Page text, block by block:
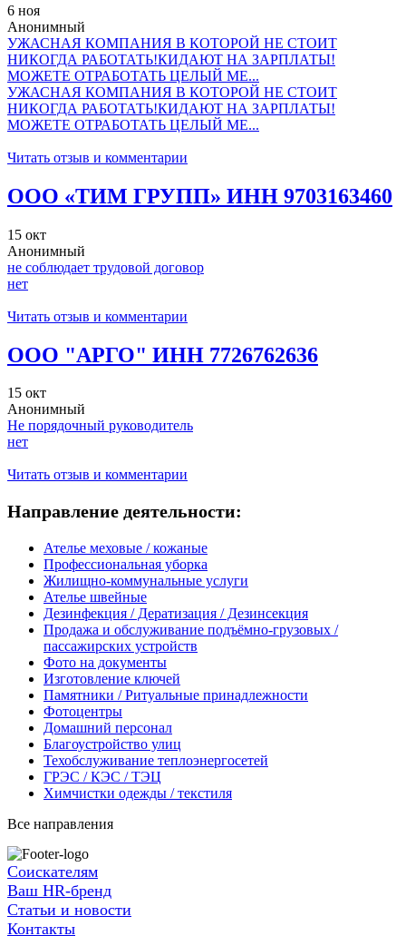
6 ноя
Анонимный
УЖАСНАЯ КОМПАНИЯ В КОТОРОЙ НЕ СТОИТ
НИКОГДА РАБОТАТЬ!КИДАЮТ НА ЗАРПЛАТЫ!
МОЖЕТЕ ОТРАБОТАТЬ ЦЕЛЫЙ МЕ...
УЖАСНАЯ КОМПАНИЯ В КОТОРОЙ НЕ СТОИТ
НИКОГДА РАБОТАТЬ!КИДАЮТ НА ЗАРПЛАТЫ!
МОЖЕТЕ ОТРАБОТАТЬ ЦЕЛЫЙ МЕ...
Читать отзыв и комментарии
ООО «ТИМ ГРУПП» ИНН 9703163460
15 окт
Анонимный
не соблюдает трудовой договор
нет
Читать отзыв и комментарии
ООО "АРГО" ИНН 7726762636
15 окт
Анонимный
Не порядочный руководитель
нет
Читать отзыв и комментарии
Направление деятельности:
Ателье меховые / кожаные
Профессиональная уборка
Жилищно-коммунальные услуги
Ателье швейные
Дезинфекция / Дератизация / Дезинсекция
Продажа и обслуживание подъёмно-грузовых /
пассажирских устройств
Фото на документы
Изготовление ключей
Памятники / Ритуальные принадлежности
Фотоцентры
Домашний персонал
Благоустройство улиц
Техобслуживание теплоэнергосетей
ГРЭС / КЭС / ТЭЦ
Химчистки одежды / текстиля
Все направления
Соискателям
Ваш HR-бренд
Статьи и новости
Контакты